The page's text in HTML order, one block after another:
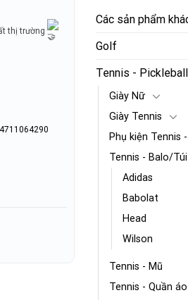
thị trường
Các sản phẩm
Golf
Tennis - Pickleball
Giày Nữ
Giày Tennis
Phụ kiện Tennis -
Tennis - Balo/Túi
Adidas
Babolat
Head
Wilson
Tennis - Mũ
Tennis - Quần áo